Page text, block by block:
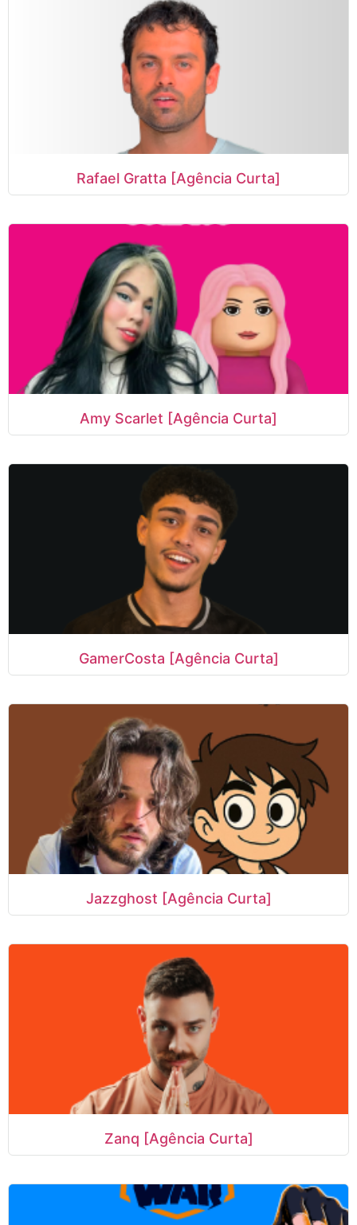
Rafael Gratta [Agência Curta]
Amy Scarlet [Agência Curta]
GamerCosta [Agência Curta]
Jazzghost [Agência Curta]
Zanq [Agência Curta]